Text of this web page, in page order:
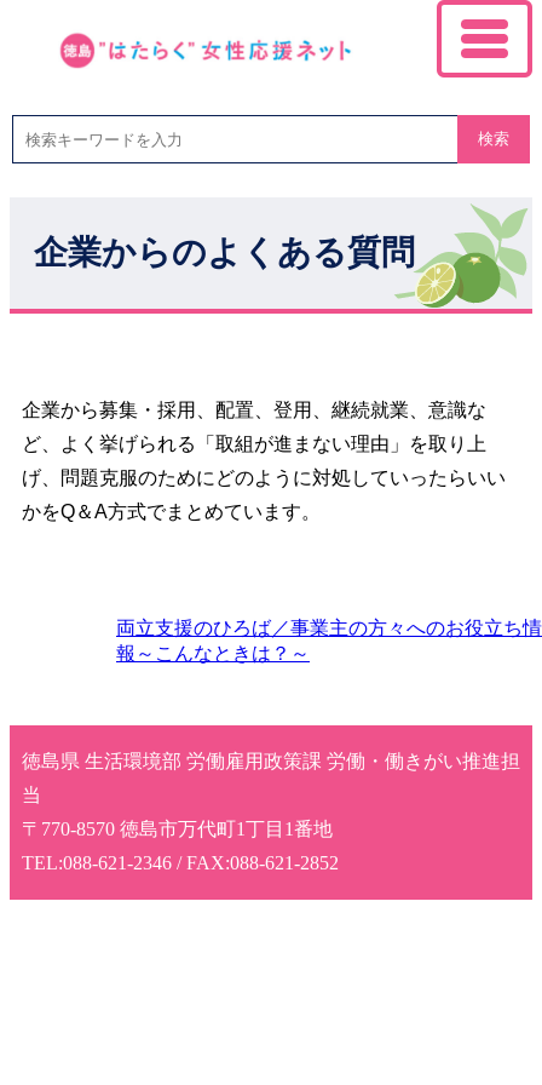
検索
企業からのよくある質問
企業から募集・採用、配置、登用、継続就業、意識な
ど、よく挙げられる「取組が進まない理由」を取り上
げ、問題克服のためにどのように対処していったらいい
かをQ＆A方式でまとめています。
両立支援のひろば／事業主の方々へのお役立ち情
報～こんなときは？～
徳島県 生活環境部 労働雇用政策課 労働・働きがい推進担
当
〒770-8570 徳島市万代町1丁目1番地
TEL:088-621-2346 / FAX:088-621-2852